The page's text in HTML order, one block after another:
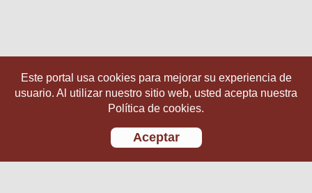
Este portal usa cookies para mejorar su experiencia de
usuario. Al utilizar nuestro sitio web, usted acepta nuestra
Política de cookies.
Aceptar